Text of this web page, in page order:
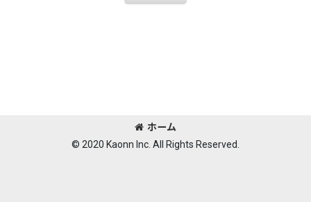
ホーム
© 2020 Kaonn Inc. All Rights Reserved.